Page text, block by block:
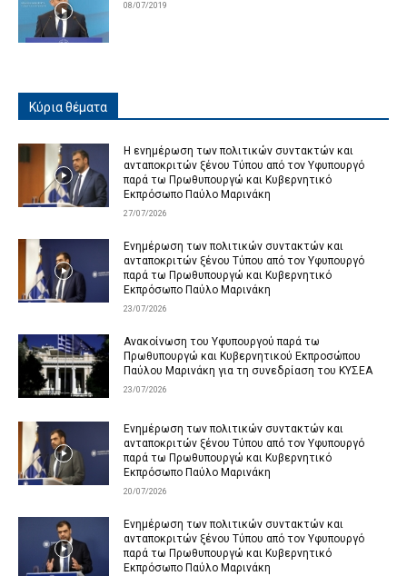
08/07/2019
Κύρια θέματα
Η ενημέρωση των πολιτικών συντακτών και
ανταποκριτών ξένου Τύπου από τον Υφυπουργό
παρά τω Πρωθυπουργώ και Κυβερνητικό
Εκπρόσωπο Παύλο Μαρινάκη
27/07/2026
Ενημέρωση των πολιτικών συντακτών και
ανταποκριτών ξένου Τύπου από τον Υφυπουργό
παρά τω Πρωθυπουργώ και Κυβερνητικό
Εκπρόσωπο Παύλο Μαρινάκη
23/07/2026
Ανακοίνωση του Υφυπουργού παρά τω
Πρωθυπουργώ και Κυβερνητικού Εκπροσώπου
Παύλου Μαρινάκη για τη συνεδρίαση του ΚΥΣΕΑ
23/07/2026
Ενημέρωση των πολιτικών συντακτών και
ανταποκριτών ξένου Τύπου από τον Υφυπουργό
παρά τω Πρωθυπουργώ και Κυβερνητικό
Εκπρόσωπο Παύλο Μαρινάκη
20/07/2026
Ενημέρωση των πολιτικών συντακτών και
ανταποκριτών ξένου Τύπου από τον Υφυπουργό
παρά τω Πρωθυπουργώ και Κυβερνητικό
Εκπρόσωπο Παύλο Μαρινάκη